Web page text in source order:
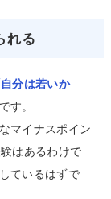
れる
自分は若いか
です。
マイナスポイン
はあるわけで
ているはずで